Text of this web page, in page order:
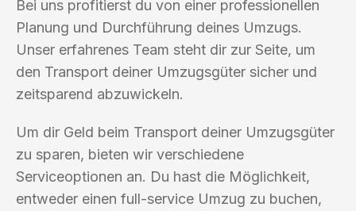
Bei uns profitierst du von einer professionellen
Planung und Durchführung deines Umzugs.
Unser erfahrenes Team steht dir zur Seite, um
den Transport deiner Umzugsgüter sicher und
zeitsparend abzuwickeln.
Um dir Geld beim Transport deiner Umzugsgüter
zu sparen, bieten wir verschiedene
Serviceoptionen an. Du hast die Möglichkeit,
entweder einen full-service Umzug zu buchen,